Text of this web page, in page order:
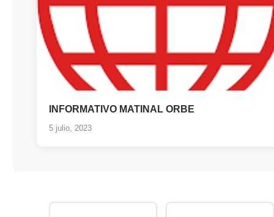
INFORMATIVO MATINAL ORBE
5 julio, 2023